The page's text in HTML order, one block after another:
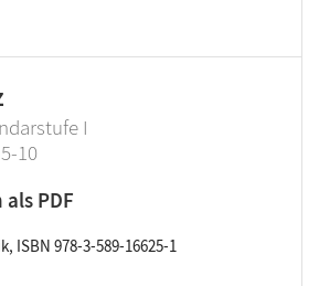
I
10
PDF
ISBN 978-3-589-16625-1